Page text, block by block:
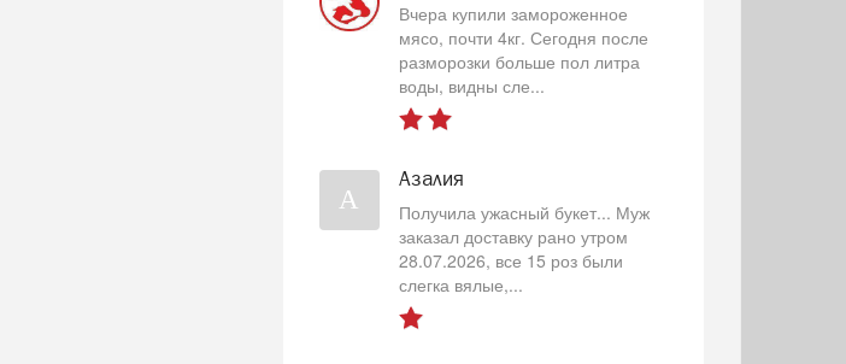
Вчера купили замороженное
мясо, почти 4кг. Сегодня после
разморозки больше пол литра
воды, видны сле...
А
Азалия
Получила ужасный букет... Муж
заказал доставку рано утром
28.07.2026, все 15 роз были
слегка вялые,...